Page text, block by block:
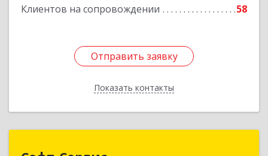
Клиентов на сопровождении 58
Отправить заявку
Показать контакты
Отправить заявку
Назад